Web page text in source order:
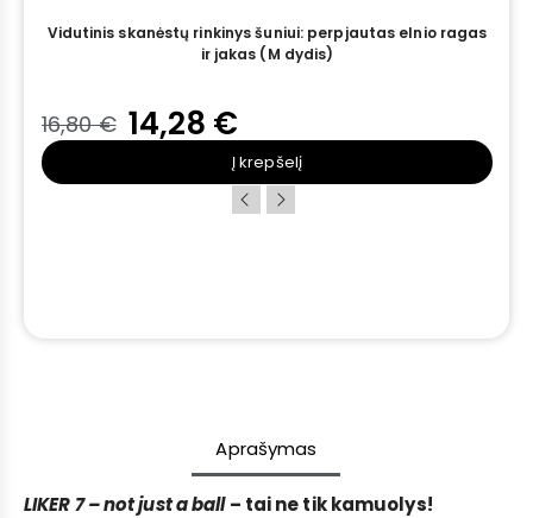
Vidutinis skanėstų rinkinys šuniui: perpjautas elnio ragas
ir jakas (M dydis)
16,80 € 14,28 €
Į krepšelį
Aprašymas
LIKER 7 – not just a ball– tai ne tik kamuolys!